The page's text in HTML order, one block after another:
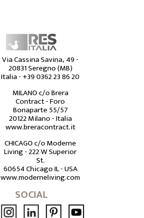
Via Cassina Savina, 49 -
20831 Seregno (MB)
Italia -+39 0362 23 86 20
MILANO c/o Brera
Contract - Foro
Bonaparte 55/57
20122 Milano - Italia
www.breracontract.it
CHICAGO c/o Moderne
Living - 222 W Superior
St.
60654 Chicago IL - USA
www.moderneliving.com
SOCIAL